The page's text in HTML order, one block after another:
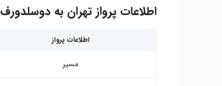
اطلاعات پرواز تهران به دوسلدورف
اطلاعات پرواز
مسیر